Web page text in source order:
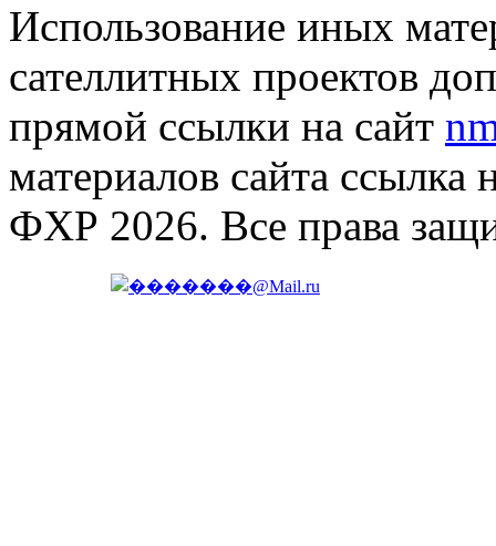
Использование иных
сателлитных проектов
прямой ссылки на сайт
материалов сайта ссылка
ФХР 2026. Все права